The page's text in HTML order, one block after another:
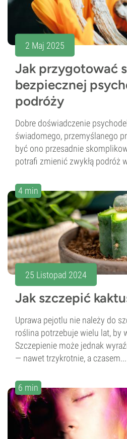
2 Maj 2025
Jak przygotować
bezpiecznej
podróży
Dobre doświadczenie
świadomego, przemyślanego
być ono przesadnie
potrafi zmienić zwykłą podróż
4 min
25 Listopad 2024
Jak szczepić
Uprawa pejotlu nie należy do
roślina potrzebuje wielu lat, by
Szczepienie może jednak
— nawet trzykrotnie, a czasem...
6 min